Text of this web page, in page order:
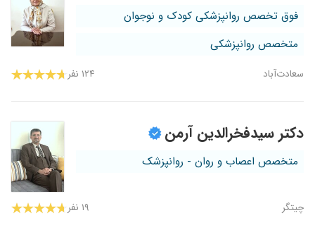
فوق تخصص روانپزشکی کودک و نوجوان
متخصص روانپزشکی
سعادت‌آباد ۱۲۴ نفر
دکتر سیدفخرالدین آرمن
متخصص اعصاب و روان - روانپزشک
چیتگر ۱۹ نفر